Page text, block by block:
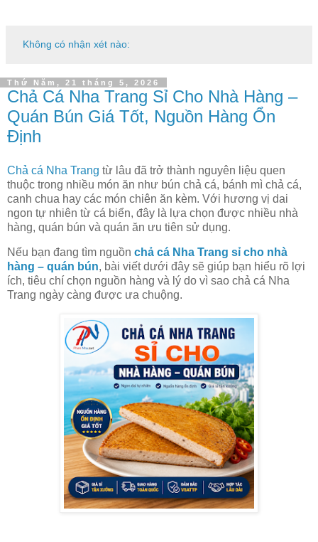
Không có nhận xét nào:
Thứ Năm, 21 tháng 5, 2026
Chả Cá Nha Trang Sỉ Cho Nhà Hàng –
Quán Bún Giá Tốt, Nguồn Hàng Ổn
Định
Chả cá Nha Trang từ lâu đã trở thành nguyên liệu quen
thuộc trong nhiều món ăn như bún chả cá, bánh mì chả cá,
canh chua hay các món chiên ăn kèm. Với hương vị dai
ngon tự nhiên từ cá biển, đây là lựa chọn được nhiều nhà
hàng, quán bún và quán ăn ưu tiên sử dụng.
Nếu bạn đang tìm nguồn chả cá Nha Trang sỉ cho nhà
hàng – quán bún, bài viết dưới đây sẽ giúp bạn hiểu rõ lợi
ích, tiêu chí chọn nguồn hàng và lý do vì sao chả cá Nha
Trang ngày càng được ưa chuộng.